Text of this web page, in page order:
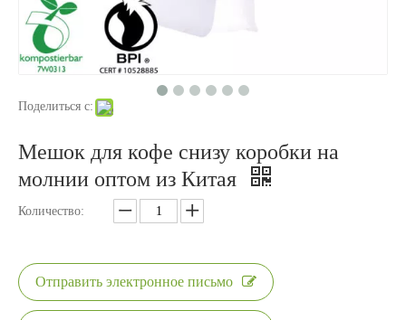
Поделиться с:
Мешок для кофе снизу коробки на
молнии оптом из Китая
Количество:
Отправить электронное письмо